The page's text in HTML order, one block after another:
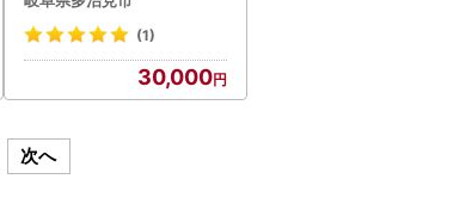
グレー』【杉浦製陶】 イ
ンテリア 雑貨 おしゃれ [T
AO014]
(1)
30,000
次へ